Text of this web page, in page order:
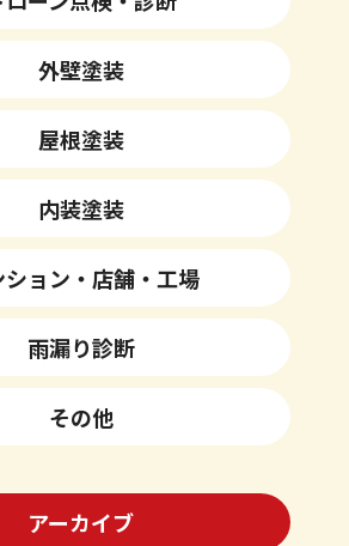
外壁塗装
屋根塗装
内装塗装
ション・店舗・工場
雨漏り診断
その他
アーカイブ